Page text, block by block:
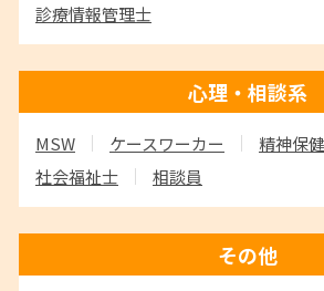
診療情報管理士
心理・相談系
MSW ケースワーカー
精神保
社会福祉士
相談員
その他